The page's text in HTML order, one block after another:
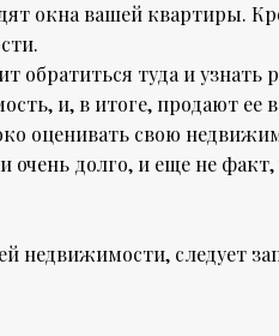
окна вашей квартиры.
обратиться туда и узнать
и, в итоге, продают ее
оценивать свою
очень долго, и еще не факт,
недвижимости, следует